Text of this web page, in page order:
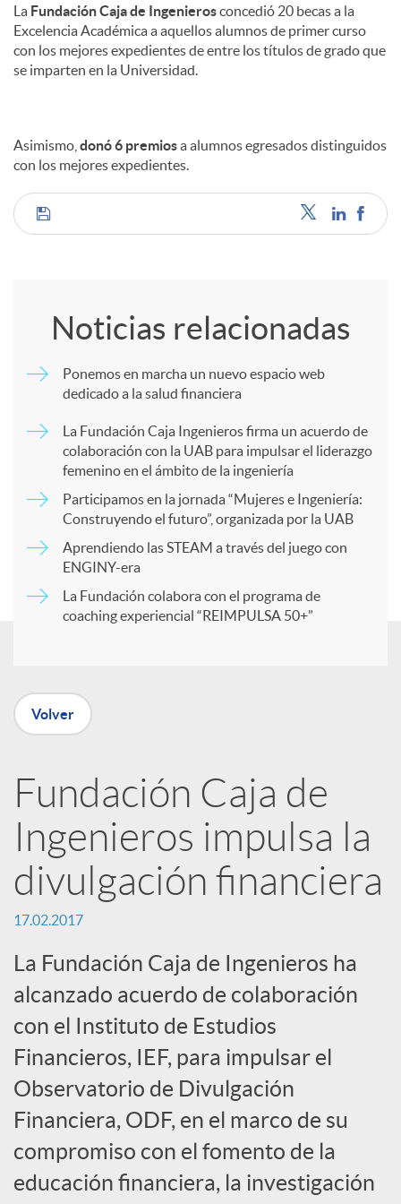
La Fundación Caja de Ingenierosconcedió 20 becas a la
Excelencia Académica a aquellos alumnos de primer curso
con los mejores expedientes de entre los títulos de grado que
se imparten en la Universidad.
Asimismo, donó 6 premiosa alumnos egresados distinguidos
con los mejores expedientes.
C
m
t
r
n
R
e
d
e
s
S
Noticias relacionadas
Ponemos en marcha un nuevo espacio web
dedicado a la salud financiera
La Fundación Caja Ingenieros firma un acuerdo de
colaboración con la UAB para impulsar el liderazgo
femenino en el ámbito de la ingeniería
Participamos en la jornada “Mujeres e Ingeniería:
Construyendo el futuro”, organizada por la UAB
Aprendiendo las STEAM a través del juego con
ENGINY-era
La Fundación colabora con el programa de
coaching experiencial “REIMPULSA 50+”
Volver
Fundación Caja de
Ingenieros impulsa la
divulgación financiera
17.02.2017
La Fundación Caja de Ingenieros ha
alcanzado acuerdo de colaboración
con el Instituto de Estudios
Financieros, IEF, para impulsar el
Observatorio de Divulgación
Financiera, ODF, en el marco de su
compromiso con el fomento de la
educación financiera, la investigación